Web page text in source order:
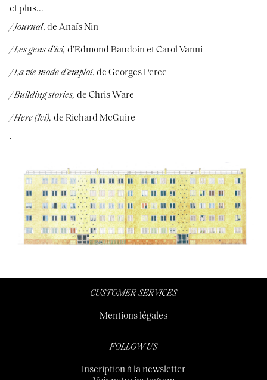
et plus...
/ Journal, de Anaïs Nin
/ Les gens d’ici, d'Edmond Baudoin et Carol Vanni
/ La vie mode d’emploi, de Georges Perec
/ Building stories, de Chris Ware
/ Here (Ici), de Richard McGuire
.
CUSTOMER SERVICES
Mentions légales
FOLLOW US
Inscription à la newsletter